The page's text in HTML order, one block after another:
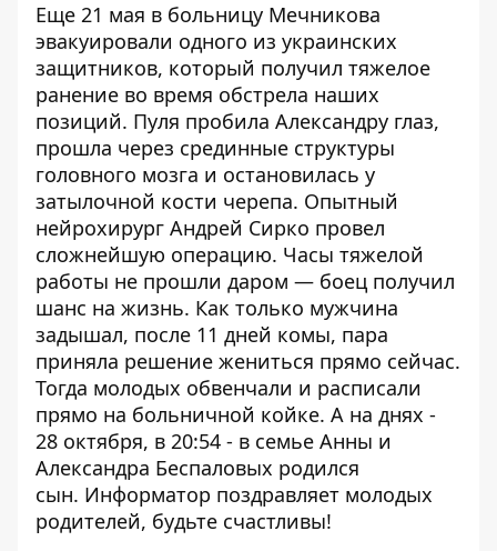
Еще 21 мая в больницу Мечникова
эвакуировали одного из украинских
защитников, который получил тяжелое
ранение во время обстрела наших
позиций. Пуля пробила Александру глаз,
прошла через срединные структуры
головного мозга и остановилась у
затылочной кости черепа. Опытный
нейрохирург Андрей Сирко провел
сложнейшую операцию. Часы тяжелой
работы не прошли даром — боец получил
шанс на жизнь. Как только мужчина
задышал, после 11 дней комы, пара
приняла решение жениться прямо сейчас.
Тогда молодых обвенчали и расписали
прямо на больничной койке. А на днях -
28 октября, в 20:54 - в семье Анны и
Александра Беспаловых родился
сын. Информатор поздравляет молодых
родителей, будьте счастливы!